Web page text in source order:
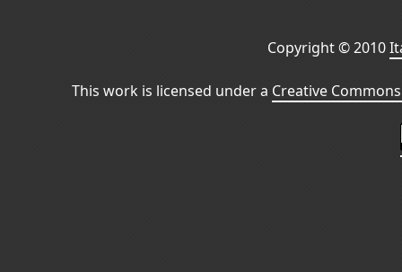
Copyright © 2010
This work is licensed under a Creative